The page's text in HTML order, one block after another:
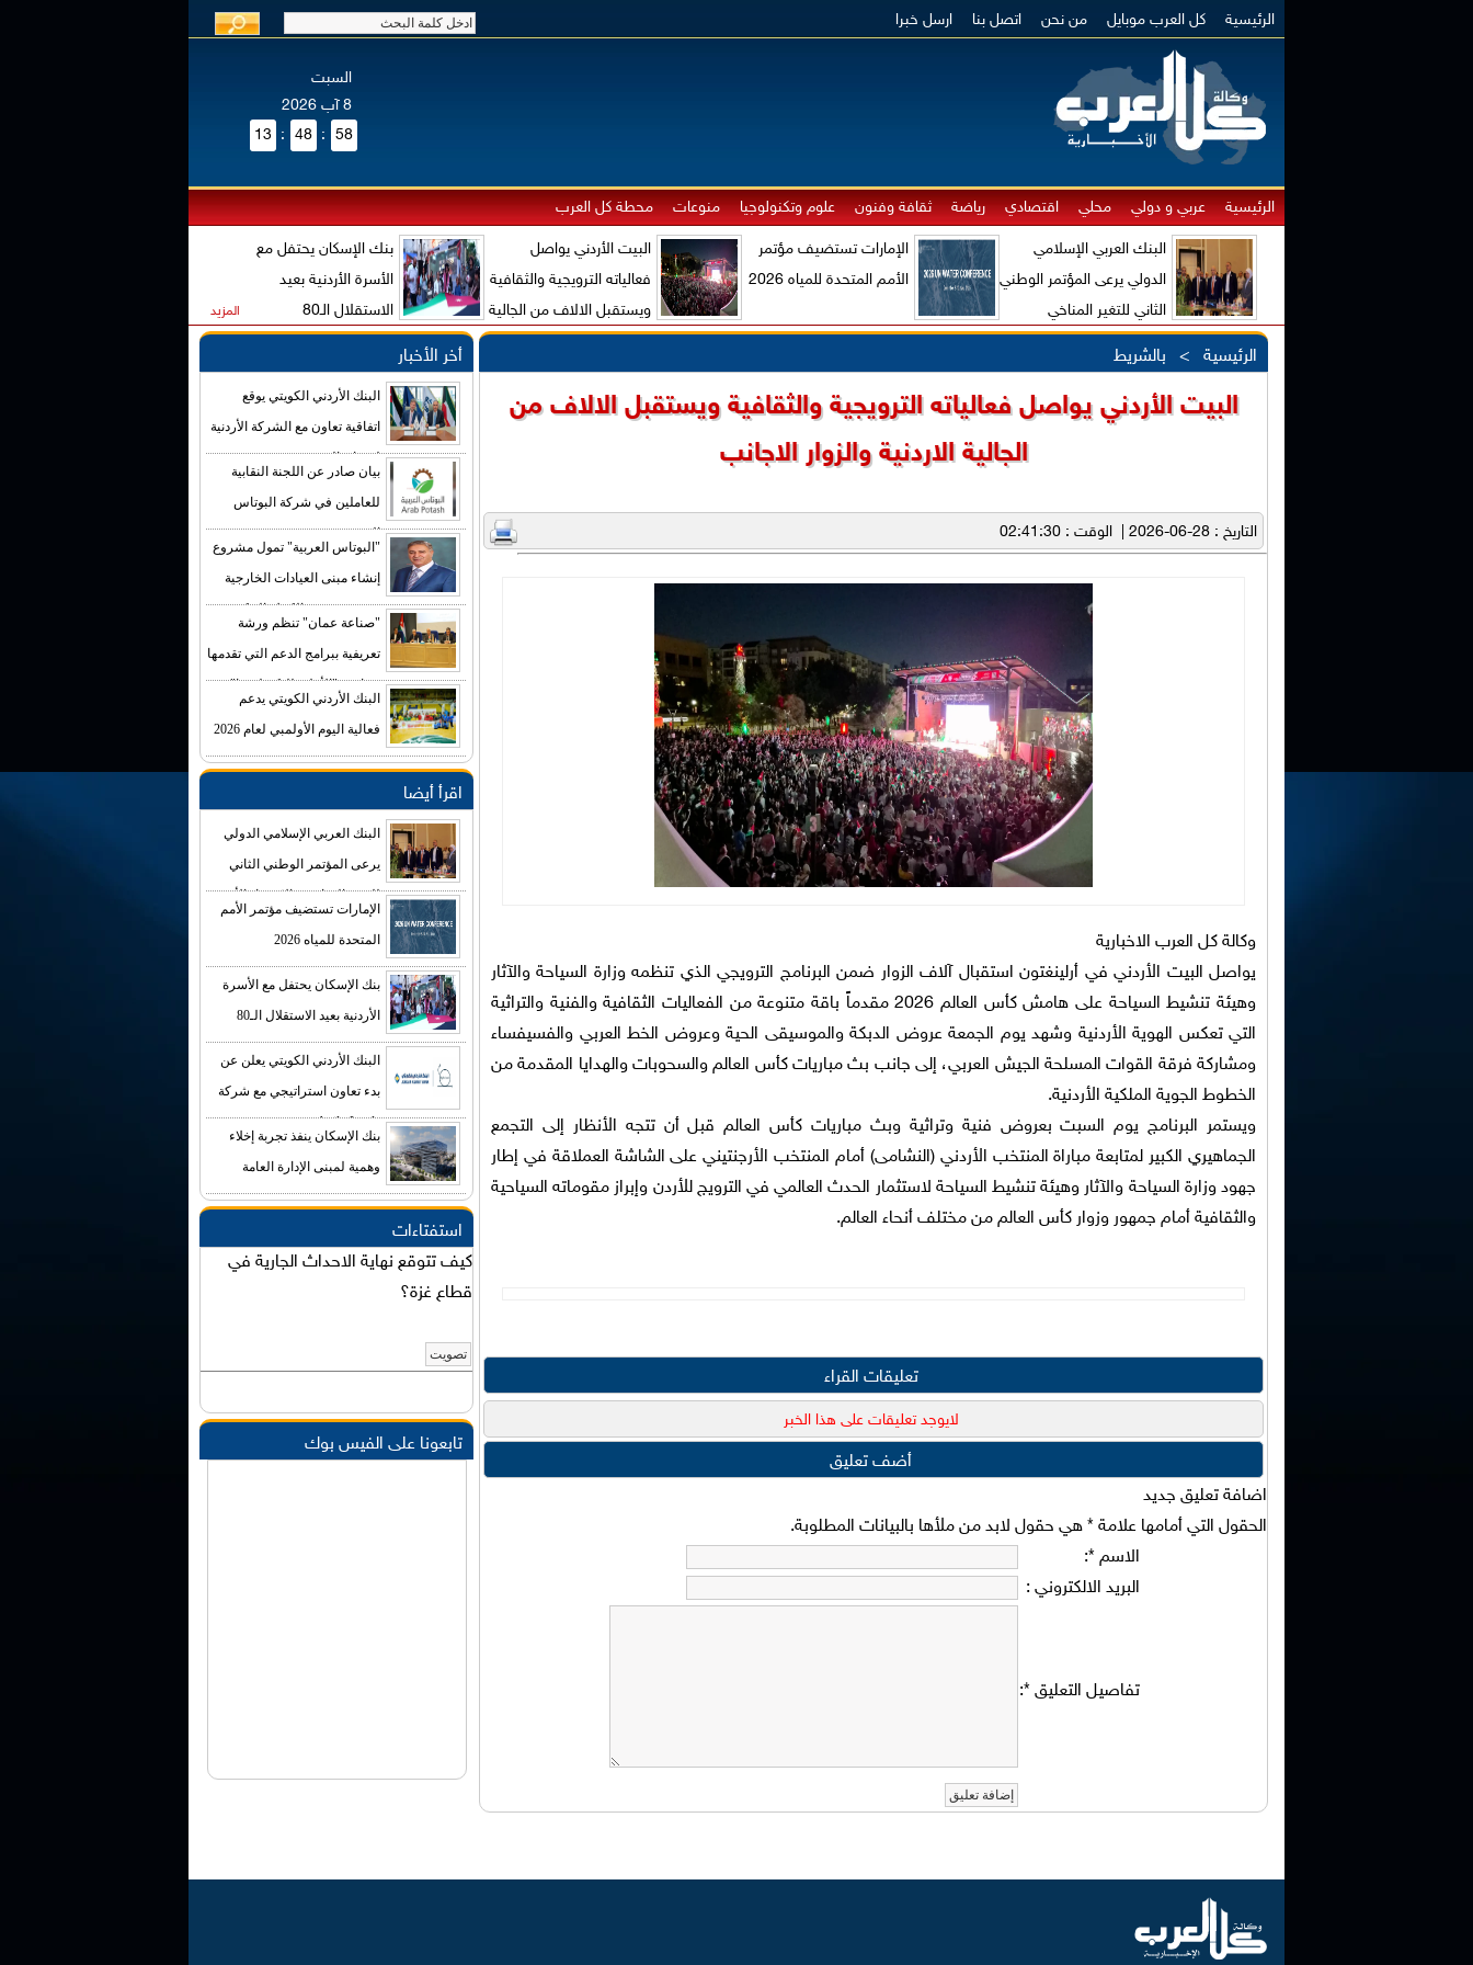
الرئيسية كل العرب موبايل من نحن اتصل بنا ارسل خبرا
السبت
8 آب 2026
13 : 48 : 58
الرئيسية عربي و دولي محلي اقتصادي رياضة ثقافة وفنون علوم وتكنولوجيا منوعات محطة كل العرب
البنك العربي الإسلامي
الدولي يرعى المؤتمر الوطني
الثاني للتغير المناخي
الإمارات تستضيف مؤتمر
الأمم المتحدة للمياه 2026
البيت الأردني يواصل
فعالياته الترويجية والثقافية
ويستقبل الالاف من الجالية
بنك الإسكان يحتفل مع
الأسرة الأردنية بعيد
الاستقلال الـ80
المزيد
الرئيسية > بالشريط
البيت الأردني يواصل فعالياته الترويجية والثقافية ويستقبل الالاف من
الجالية الاردنية والزوار الاجانب
التاريخ : 28-06-2026 | الوقت : 02:41:30
وكالة كل العرب الاخبارية
يواصل البيت الأردني في أرلينغتون استقبال آلاف الزوار ضمن البرنامج الترويجي الذي تنظمه وزارة السياحة والآثار
وهيئة تنشيط السياحة على هامش كأس العالم 2026 مقدماً باقة متنوعة من الفعاليات الثقافية والفنية والتراثية
التي تعكس الهوية الأردنية وشهد يوم الجمعة عروض الدبكة والموسيقى الحية وعروض الخط العربي والفسيفساء
ومشاركة فرقة القوات المسلحة الجيش العربي، إلى جانب بث مباريات كأس العالم والسحوبات والهدايا المقدمة من
الخطوط الجوية الملكية الأردنية.
ويستمر البرنامج يوم السبت بعروض فنية وتراثية وبث مباريات كأس العالم قبل أن تتجه الأنظار إلى التجمع
الجماهيري الكبير لمتابعة مباراة المنتخب الأردني (النشامى) أمام المنتخب الأرجنتيني على الشاشة العملاقة في إطار
جهود وزارة السياحة والآثار وهيئة تنشيط السياحة لاستثمار الحدث العالمي في الترويج للأردن وإبراز مقوماته السياحية
والثقافية أمام جمهور وزوار كأس العالم من مختلف أنحاء العالم.
تعليقات القراء
لايوجد تعليقات على هذا الخبر
أضف تعليق
اضافة تعليق جديد
الحقول التي أمامها علامة * هي حقول لابد من ملأها بالبيانات المطلوبة.
الاسم*
:
البريد الالكتروني:
تفاصيل التعليق*
:
أخر الأخبار
البنك الأردني الكويتي يوقع
اتفاقية تعاون مع الشركة الأردنية
لضمان القروض
بيان صادر عن اللجنة النقابية
للعاملين في شركة البوتاس
العربية
"البوتاس العربية" تمول مشروع
إنشاء مبنى العيادات الخارجية
في مستشفى الكرك الحكومي
بكلفة تصل إلى (4) ملايين دينار
"صناعة عمان" تنظم ورشة
تعريفية ببرامج الدعم التي تقدمها
صناديق "الأعلى للتكنولوجيا"
البنك الأردني الكويتي يدعم
فعالية اليوم الأولمبي لعام 2026
اقرأ أيضا
البنك العربي الإسلامي الدولي
يرعى المؤتمر الوطني الثاني
للتغير المناخي والاقتصاد الأخضر
الإمارات تستضيف مؤتمر الأمم
المتحدة للمياه 2026
بنك الإسكان يحتفل مع الأسرة
الأردنية بعيد الاستقلال الـ80
البنك الأردني الكويتي يعلن عن
بدء تعاون استراتيجي مع شركة
Agile-Leads
بنك الإسكان ينفذ تجربة إخلاء
وهمية لمبنى الإدارة العامة
استفتاءات
كيف تتوقع نهاية الاحداث الجارية في
قطاع غزة؟
تابعونا على الفيس بوك